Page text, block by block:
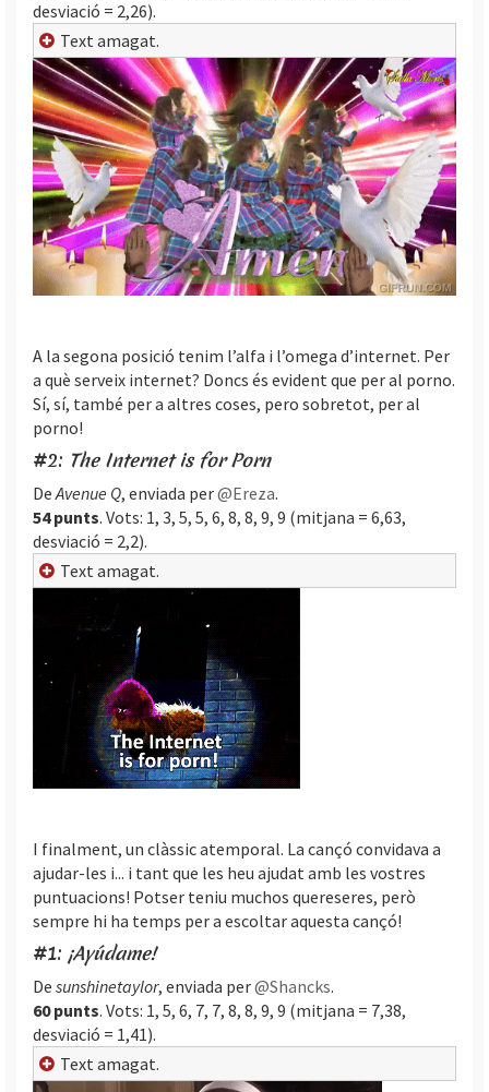
desviació = 2,26).
Text amagat.
A la segona posició tenim l’alfa i l’omega d’internet. Per
a què serveix internet? Doncs és evident que per al porno.
Sí, sí, també per a altres coses, pero sobretot, per al
porno!
#2: The Internet is for Porn
DeAvenue Q, enviada per@Ereza.
54 punts. Vots: 1, 3, 5, 5, 6, 8, 8, 9, 9 (mitjana = 6,63,
desviació = 2,2).
Text amagat.
I finalment, un clàssic atemporal. La cançó convidava a
ajudar-les i... i tant que les heu ajudat amb les vostres
puntuacions! Potser teniu muchos quereseres, però
sempre hi ha temps per a escoltar aquesta cançó!
#1: ¡Ayúdame!
De sunshinetaylor, enviada per@Shancks.
60 punts. Vots: 1, 5, 6, 7, 7, 8, 8, 9, 9 (mitjana = 7,38,
desviació = 1,41).
Text amagat.